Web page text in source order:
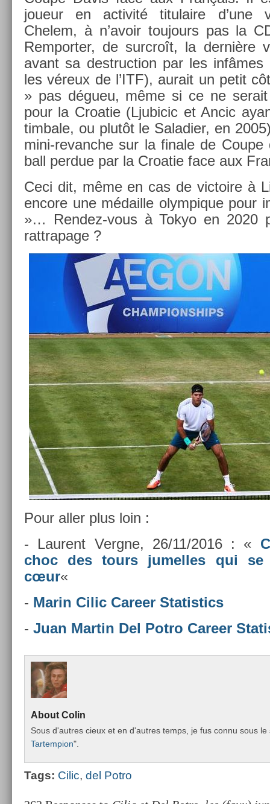
joueur en ac­tivité titulaire d’une
Chelem, à n’avoir toujours pas la
Re­mport­er, de sur­croît, la dernière
avant sa de­struc­tion par les
les véreux de l’ITF), aurait un petit
» pas dégueu, même si ce ne
pour la Croatie (Ljubicic et Ancic
tim­bale, ou plutôt le Saladi­er, en
mini-revanche sur la fin­ale de
ball per­due par la Croatie face aux
Ceci dit, même en cas de vic­toire à
en­core une médail­le olym­pique pour
»… Rendez-vous à Tokyo en 2020
rattrapage ?
Pour aller plus loin :
- Laurent Vergne, 26/11/2016 : «
choc des tours jumel­les qui se
cœur«
- Marin Cilic Care­er Statis­tics
- Juan Mar­tin Del Potro Care­er
About Colin
Sous d'aut­res cieux et en d'aut­res temps, je fus connu sous le
Tar­temp­ion".
Tags: Cilic, del Potro